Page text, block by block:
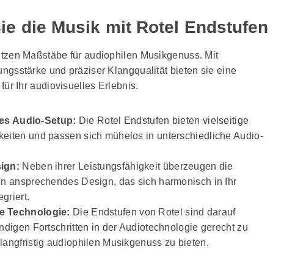
die Musik mit Rotel Endstufen
Maßstäbe für audiophilen Musikgenuss. Mit
und präziser Klangqualität bieten sie eine
Ihr audiovisuelles Erlebnis.
Audio-Setup: Die Rotel Endstufen bieten vielseitige
und passen sich mühelos in unterschiedliche Audio-
Neben ihrer Leistungsfähigkeit überzeugen die
ansprechendes Design, das sich harmonisch in Ihr
Technologie: Die Endstufen von Rotel sind darauf
Fortschritten in der Audiotechnologie gerecht zu
audiophilen Musikgenuss zu bieten.